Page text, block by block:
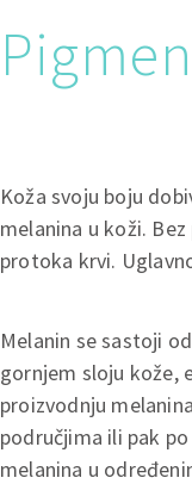
Koža svoju boju
melanina u koži.
protoka krvi.
Melanin se sastoji
gornjem sloju kože,
proizvodnju
područjima ili pak
melanina u